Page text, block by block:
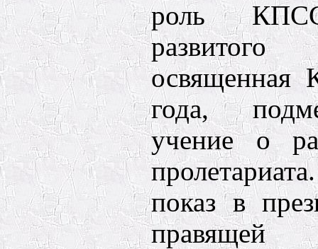
роль
освященная
года,
учение о
показ в